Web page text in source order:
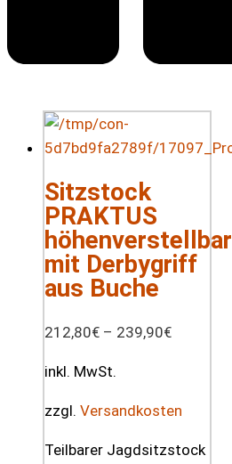
Sitzstock
PRAKTUS
höhenverstellbar
mit Derbygriff
aus Buche
212,80€ – 239,90€
inkl. MwSt.
zzgl. Versandkosten
Teilbarer Jagdsitzstock